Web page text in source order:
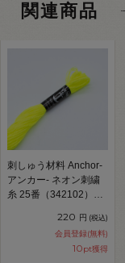
関連商品
刺しゅう材料 Anchor-
アンカー- ネオン刺繍
糸 25番（342102）
220 円 (税込)
会員登録(無料)
10pt獲得